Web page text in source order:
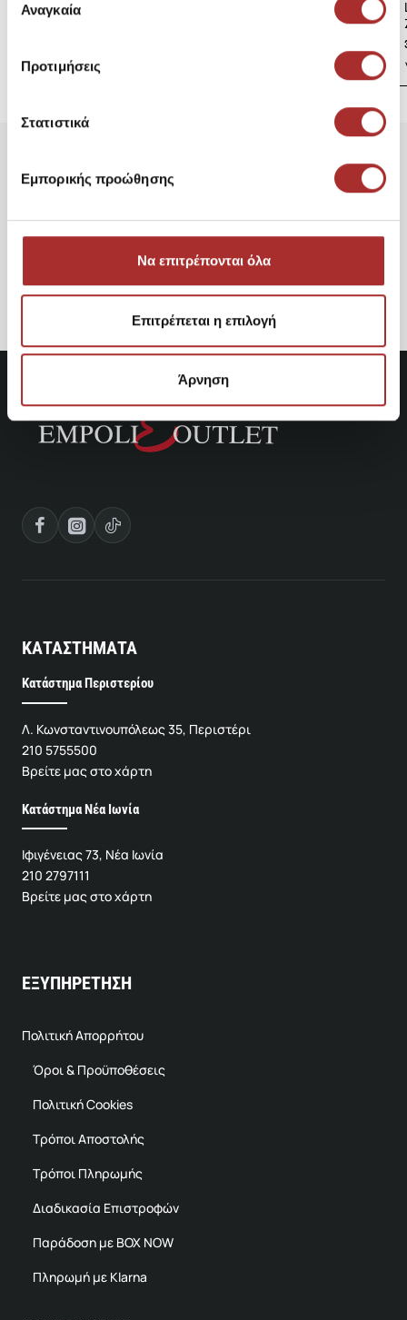
των υπηρεσιών τους.
συγκατάθεσης
Αναγκαία
Προτιμήσεις
Στατιστικά
Εμπορικής προώθησης
Να επιτρέπονται όλα
Επιτρέπεται η επιλογή
Άρνηση
Είδατε Πρόσφατα Δημοφιλή Προϊόντα
64,95€
ΚΑΤΑΣΤΗΜΑΤΑ
Κατάστημα Περιστερίου
Λ. Κωνσταντινουπόλεως 35, Περιστέρι
210 5755500
Βρείτε μας στο χάρτη
Κατάστημα Νέα Ιωνία
Ιφιγένειας 73, Νέα Ιωνία
210 2797111
Βρείτε μας στο χάρτη
ΕΞΥΠΗΡΕΤΗΣΗ
Πολιτική Απορρήτου
Όροι & Προϋποθέσεις
Πολιτική Cookies
Τρόποι Αποστολής
Τρόποι Πληρωμής
Διαδικασία Επιστροφών
Παράδοση με BOX NOW
Πληρωμή με Klarna